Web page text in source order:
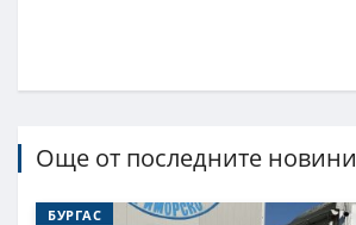
Още от последните новини
БУРГАС